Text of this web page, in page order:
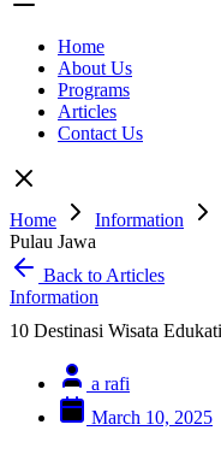
Home
About Us
Programs
Articles
Contact Us
Home Information
Pulau Jawa
Back to Articles
Information
10 Destinasi Wisata
a rafi
March 10, 2025